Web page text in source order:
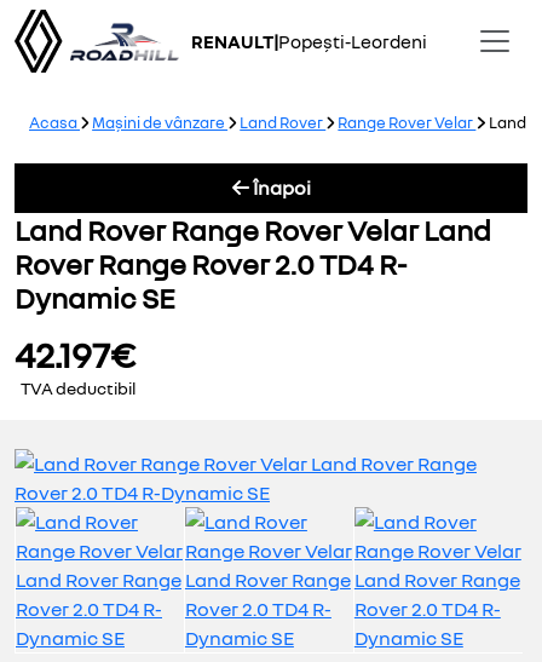
RENAULT|Popești-Leordeni
Acasa Mașini de vânzare Land Rover Range Rover Velar Land
Înapoi
Land Rover Range Rover Velar Land
Rover Range Rover 2.0 TD4 R-
Dynamic SE
42.197€
TVA deductibil